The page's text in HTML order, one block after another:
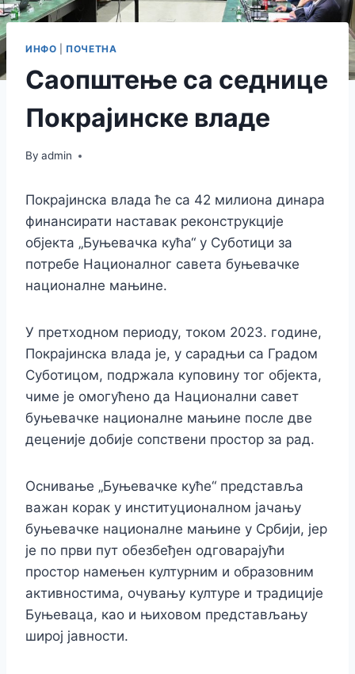
ИНФО ПОЧЕТНА
Саопштење са седнице
Покрајинске владе
By admin
Покрајинска влада ће са 42 милиона динара
финансирати наставак реконструкције
објекта „Буњевачка кућа“ у Суботици за
потребе Националног савета буњевачке
националне мањине.
У претходном периоду, током 2023. године,
Покрајинска влада је, у сарадњи са Градом
Суботицом, подржала куповину тог објекта,
чиме је омогућено да Национални савет
буњевачке националне мањине после две
деценије добије сопствени простор за рад.
Оснивање „Буњевачке куће“ представља
важан корак у институционалном јачању
буњевачке националне мањине у Србији, јер
је по први пут обезбеђен одговарајући
простор намењен културним и образовним
активностима, очувању културе и традиције
Буњеваца, као и њиховом представљању
широј јавности.